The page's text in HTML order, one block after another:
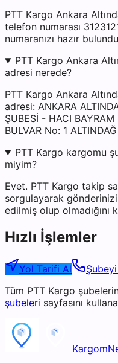
PTT Kargo Ankara
telefon numarası
numaranızı hazır
PTT Kargo Ankara
adresi nerede?
PTT Kargo Ankara
adresi: ANKARA
ŞUBESİ - HACI
BULVAR No: 1
PTT Kargo kargomu
miyim?
Evet. PTT Kargo takip
sorgulayarak
edilmiş olup
Hızlı İşlemler
Yol Tarifi Al
Tüm PTT Kargo
şubeleri sayfasını